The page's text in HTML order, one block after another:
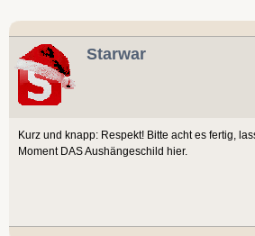
Starwar
Kurz und knapp: Respekt! Bitte acht es fertig,
Moment DAS Aushängeschild hier.